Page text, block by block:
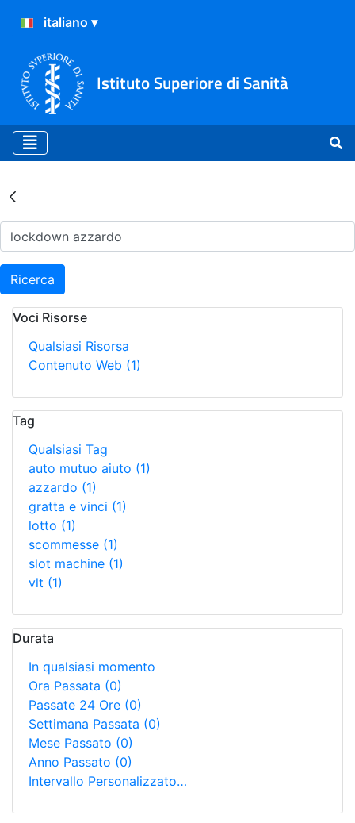
Istituto Superiore di Sanità
Risultati della Ricerca -
Ricerca
Voci Risorse
Qualsiasi Risorsa
Contenuto Web (1)
Tag
Qualsiasi Tag
auto mutuo aiuto (1)
azzardo (1)
gratta e vinci (1)
lotto (1)
scommesse (1)
slot machine (1)
vlt (1)
Durata
In qualsiasi momento
Ora Passata (0)
Passate 24 Ore (0)
Settimana Passata (0)
Mese Passato (0)
Anno Passato (0)
Intervallo Personalizzato…